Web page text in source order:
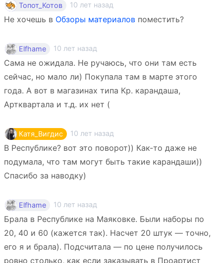
Топот_Котов 10 лет назад
Не хочешь в Обзоры материалов поместить?
Elfhame 10 лет назад
Сама не ожидала. Не ручаюсь, что они там есть
сейчас, но мало ли) Покупала там в марте этого
года. А вот в магазинах типа Кр. карандаша,
Артквартала и т.д. их нет (
Катя_Вигдис 10 лет назад
В Республике? вот это поворот)) Как-то даже не
подумала, что там могут быть такие карандаши))
Спасибо за наводку)
Elfhame 10 лет назад
Брала в Республике на Маяковке. Были наборы по
20, 40 и 60 (кажется так). Насчет 20 штук — точно,
его я и брала). Подсчитала — по цене получилось
ровно столько, как если заказывать в Проартист